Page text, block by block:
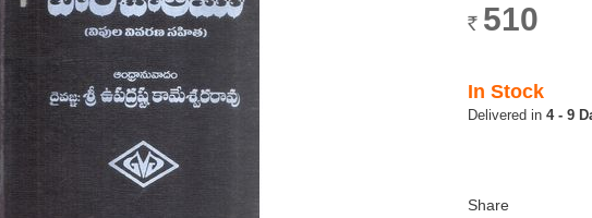
Rs. 510
In Stock
4 - 9